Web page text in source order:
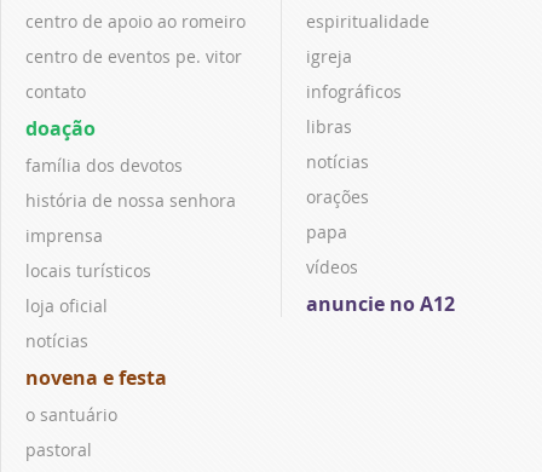
centro de apoio ao romeiro
centro de eventos pe. vitor
contato
doação
família dos devotos
história de nossa senhora
imprensa
locais turísticos
loja oficial
notícias
novena e festa
o santuário
pastoral
espiritualidade
igreja
infográficos
libras
notícias
orações
papa
vídeos
anuncie no A12